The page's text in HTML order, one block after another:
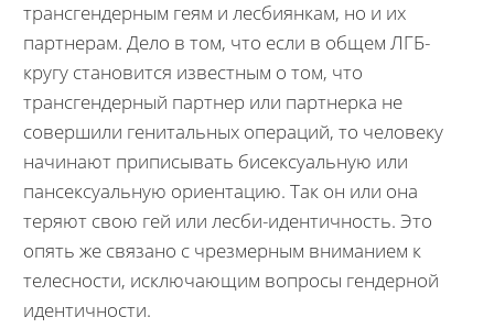
трансгендерным геям и лесбиянкам, но и их
партнерам. Дело в том, что если в общем ЛГБ-
кругу становится известным о том, что
трансгендерный партнер или партнерка не
совершили генитальных операций, то человеку
начинают приписывать бисексуальную или
пансексуальную ориентацию. Так он или она
теряют свою гей или лесби-идентичность. Это
опять же связано с чрезмерным вниманием к
телесности, исключающим вопросы гендерной
идентичности.